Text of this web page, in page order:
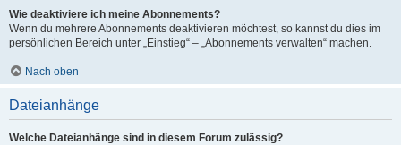
Wie deaktiviere ich meine Abonnements?
Wenn du mehrere Abonnements deaktivieren möchtest, so kannst du dies im
persönlichen Bereich unter „Einstieg“ – „Abonnements verwalten“ machen.
Nach oben
Dateianhänge
Welche Dateianhänge sind in diesem Forum zulässig?